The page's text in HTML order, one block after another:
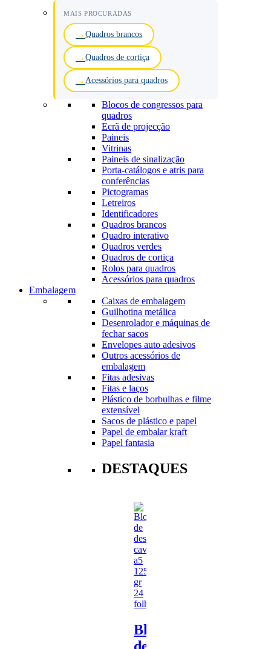
MAIS PROCURADAS
Quadros brancos
Quadros de cortiça
Acessórios para quadros
Blocos de congressos para
quadros
Ecrã de projecção
Paineis
Vitrinas
Paineis de sinalização
Porta-catálogos e atris para
conferências
Pictogramas
Letreiros
Identificadores
Quadros brancos
Quadro interativo
Quadros verdes
Quadros de cortiça
Rolos para quadros
Acessórios para quadros
Embalagem
Caixas de embalagem
Guilhotina metálica
Desenrolador e máquinas de
fechar sacos
Envelopes auto adesivos
Outros acessórios de
embalagem
Fitas adesivas
Fitas e laços
Plástico de borbulhas e filme
extensível
Sacos de plástico e papel
Papel de embalar kraft
Papel fantasia
DESTAQUES
Bloco
de